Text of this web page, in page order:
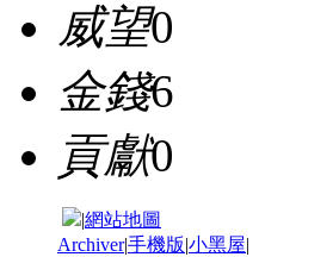
威望0
金錢6
貢獻0
|網站地圖
Archiver|手機版|小黑屋|